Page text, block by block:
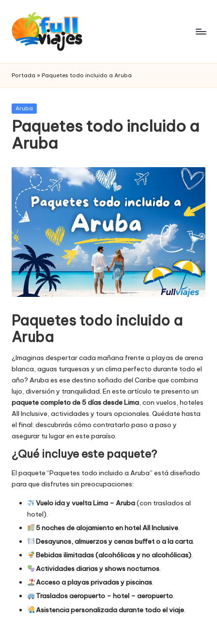
Saltar
contenido
F
u
ll
v
i
a
e
s
viajes
Portada » Paquetes todo incluido a Aruba
Publicada
Aruba
Paquetes todo incluido a
Aruba
Paquetes todo incluido a
Aruba
¿Imaginas despertar cada mañana frente a playas de arena
blanca, aguas turquesas y un clima perfecto durante todo el
año? Aruba es ese destino soñado del Caribe que combina
lujo, diversión y tranquilidad. En este artículo te presento un
paquete completo de 5 días desde Lima, con vuelos, hoteles
All Inclusive, actividades y tours opcionales. Quédate hasta
el final: descubrirás cómo contratarlo paso a paso y
asegurar tu lugar en este paraíso.
¿Qué incluye este paquete?
El paquete “Paquetes todo incluido a Aruba” está diseñado
para que disfrutes sin preocupaciones:
Vuelo ida y vuelta Lima – Aruba(con traslados al
hotel).
5 noches de alojamiento en hotel All Inclusive.
Desayunos, almuerzos y cenas buffet o a la carta.
Bebidas ilimitadas (alcohólicas y no alcohólicas).
Actividades diarias y shows nocturnos.
Acceso a playas privadas y piscinas.
Traslados aeropuerto – hotel – aeropuerto.
Asistencia personalizada durante todo el viaje